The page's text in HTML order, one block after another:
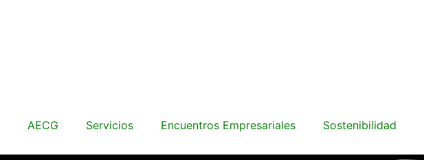
AECG Servicios Encuentros Empresariales Sostenibilidad